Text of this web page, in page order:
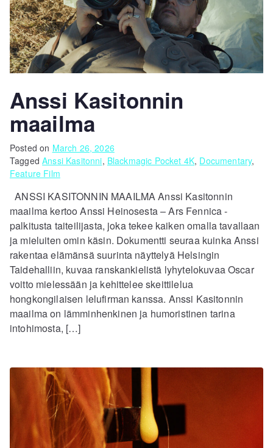
Anssi Kasitonnin
maailma
Posted on March 26, 2026
TaggedAnssi Kasitonni, Blackmagic Pocket 4K, Documentary,
Feature Film
ANSSI KASITONNIN MAAILMA Anssi Kasitonnin
maailma kertoo Anssi Heinosesta – Ars Fennica -
palkitusta taiteilijasta, joka tekee kaiken omalla tavallaan
ja mieluiten omin käsin. Dokumentti seuraa kuinka Anssi
rakentaa elämänsä suurinta näyttelyä Helsingin
Taidehalliin, kuvaa ranskankielistä lyhytelokuvaa Oscar
voitto mielessään ja kehittelee skeittilelua
hongkongilaisen lelufirman kanssa. Anssi Kasitonnin
maailma on lämminhenkinen ja humoristinen tarina
intohimosta, […]